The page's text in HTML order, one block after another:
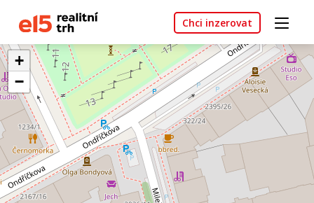
Chci inzerovat
+
−